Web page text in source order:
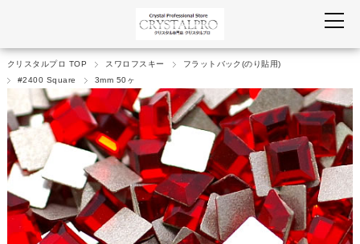
クリスタルプロ TOP スワロフスキー
フラットバック(のり貼用)
#2400 Square
3mm 50ヶ